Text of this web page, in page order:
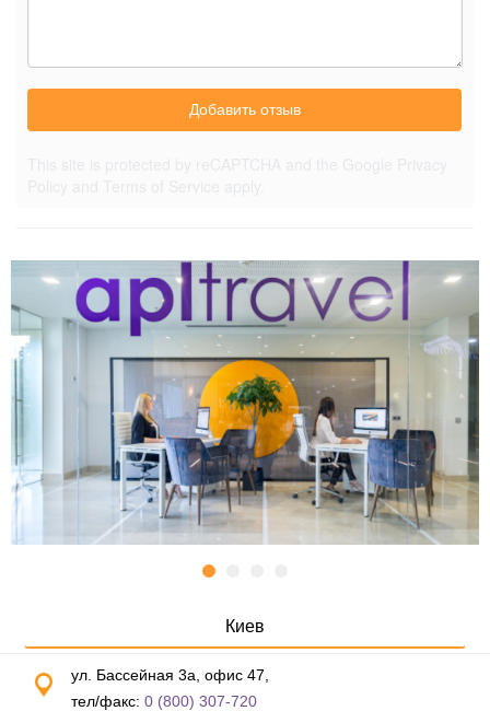
Добавить отзыв
Киев
ул. Бассейная 3а, офис 47,
тел/факс: 0 (800) 307-720